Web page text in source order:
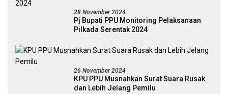
28 November 2024
Pj Bupati PPU Monitoring Pelaksanaan
Pilkada Serentak 2024
26 November 2024
KPU PPU Musnahkan Surat Suara Rusak
dan Lebih Jelang Pemilu